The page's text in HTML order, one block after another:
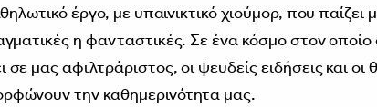
έργο, με υπαινικτικό χιούμορ, που παίζει
η φανταστικές. Σε ένα κόσμο στον οποίο
μας αφιλτράριστος, οι ψευδείς ειδήσεις και οι
την καθημερινότητα μας.